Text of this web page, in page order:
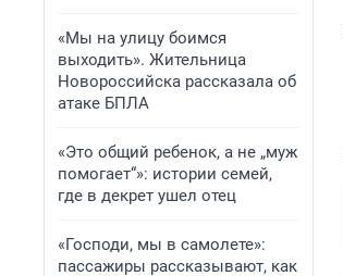
«Мы на улицу боимся
выходить». Жительница
Новороссийска рассказала об
атаке БПЛА
«Это общий ребенок, а не „муж
помогает“»: истории семей,
где в декрет ушел отец
«Господи, мы в самолете»:
пассажиры рассказывают, как